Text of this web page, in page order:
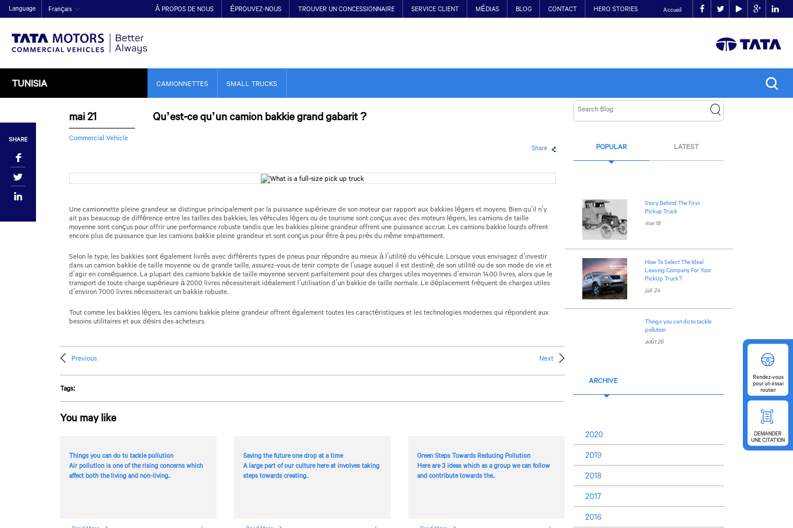
Language Français À PROPOS DE NOUS ÉPROUVEZ-NOUS TROUVER UN CONCESSIONNAIRE SERVICE CLIENT MÉDIAS BLOG CONTACT HERO STORIES Accueil
TUNISIA CAMIONNETTES SMALL TRUCKS
SHARE
mai 21
Commercial Vehicle
Qu’est-ce qu’un camion bakkie grand gabarit ?
Share
Une camionnette pleine grandeur se distingue principalement par la puissance supérieure de son moteur par rapport aux bakkies légers et moyens. Bien qu’il n’y
ait pas beaucoup de différence entre les tailles des bakkies, les véhicules légers ou de tourisme sont conçus avec des moteurs légers, les camions de taille
moyenne sont conçus pour offrir une performance robuste tandis que les bakkies pleine grandeur offrent une puissance accrue. Les camions bakkie lourds offrent
encore plus de puissance que les camions bakkie pleine grandeur et sont conçus pour être à peu près du même empattement.
Selon le type, les bakkies sont également livrés avec différents types de pneus pour répondre au mieux à l’utilité du véhicule. Lorsque vous envisagez d’investir
dans un camion bakkie de taille moyenne ou de grande taille, assurez-vous de tenir compte de l’usage auquel il est destiné, de son utilité ou de son mode de vie et
d’agir en conséquence. La plupart des camions bakkie de taille moyenne servent parfaitement pour des charges utiles moyennes d’environ 1400 livres, alors que le
transport de toute charge supérieure à 2000 livres nécessiterait idéalement l’utilisation d’un bakkie de taille normale. Le déplacement fréquent de charges utiles
d’environ 7000 livres nécessiterait un bakkie robuste.
Tout comme les bakkies légers, les camions bakkie pleine grandeur offrent également toutes les caractéristiques et les technologies modernes qui répondent aux
besoins utilitaires et aux désirs des acheteurs.
Previous Next
Tags:
You may like
Things you can do to tackle pollution
Air pollution is one of the rising concerns which
affect both the living and non-living..
Saving the future one drop at a time
A large part of our culture here at involves taking
steps towards creating..
Green Steps Towards Reducing Pollution
Here are 3 ideas which as a group we can follow
and contribute towards the..
POPULAR LATEST
Story Behind The First
Pickup Truck
mai 18
How To Select The Ideal
Leasing Company For Your
PickUp Truck?
juil. 24
Things you can do to tackle
pollution
août 26
ARCHIVE
2020
2019
2018
2017
2016
Rendez-vous
pourun essai
routier
DEMANDER
UNE CITATION